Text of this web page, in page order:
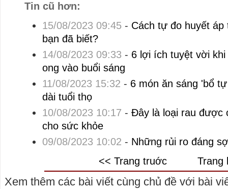
Tin cũ hơn:
15/08/2023 09:45- Cách tự đo huyết áp
bạn đã biết?
14/08/2023 09:33 - 6 lợi ích tuyệt vời
ong vào buổi sáng
11/08/2023 15:32 - 6 món ăn sáng 'bổ
dài tuổi thọ
10/08/2023 10:17 - Đây là loại rau được
cho sức khỏe
09/08/2023 10:02 - Những rủi ro đáng
<< Trang truớc
Trang
Xem thêm các bài viết cùng chủ đề với bài